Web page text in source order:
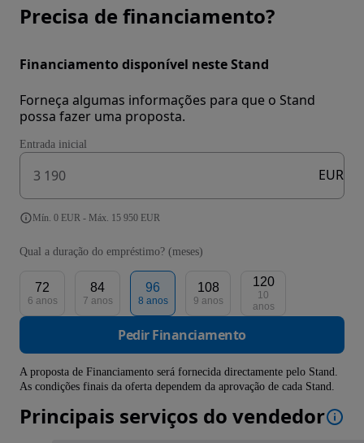
Precisa de financiamento?
Financiamento disponível neste Stand
Forneça algumas informações para que o Stand
possa fazer uma proposta.
Entrada inicial
EUR
Mín. 0 EUR - Máx. 15 950 EUR
Qual a duração do empréstimo? (meses)
72
6 anos
84
7 anos
96
8 anos
108
9 anos
120
10
anos
Pedir Financiamento
A proposta de Financiamento será fornecida directamente pelo Stand.
As condições finais da oferta dependem da aprovação de cada Stand.
Principais serviços do vendedor